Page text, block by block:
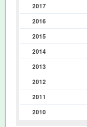
2017
2016
2015
2014
2013
2012
2011
2010